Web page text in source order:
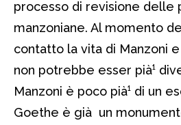
processo di revisione delle
manzoniane. Al momento
contatto la vita di Manzoni
non potrebbe esser pià¹
Manzoni è poco pià¹ di un
Goethe è già un